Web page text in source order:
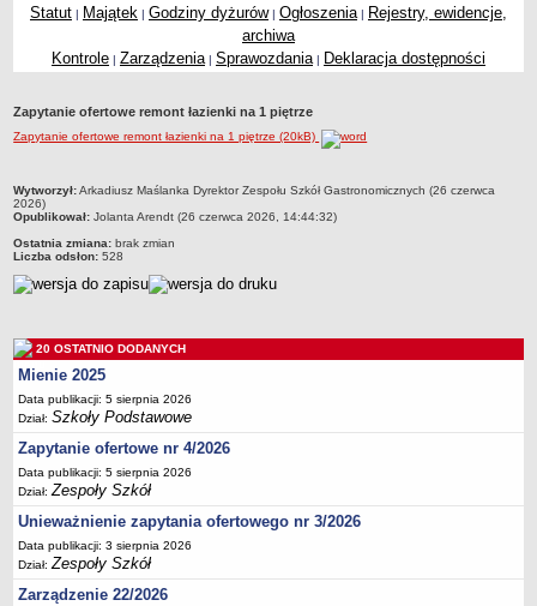
Zespoły Szkół
Techniczne Zakłady Naukowe
PRZEDSZKOLA
ARCHIWUM SZKÓŁ I PLACÓWEK
Zlikwidowane gimnazja
Wielofunkcyjna Placówka
Specjalny Ośrodek nr 1
Specjalny Ośrodek nr 5
Dane podstawowe
Statut
Majątek
Godziny dyżurów
Ogłoszenie
Zarządzenia
Rejestry, ewidencje, archiwa
Sprawozdania
Statut | Majątek | Godziny dyżurów| Ogłoszenia | Rejestry, ewidencje,
archiwa
Kontrole | Zarządzenia | Sprawozdania | Deklaracja dostępności
Zapytanie ofertowe remont łazienki na 1 piętrze
Zapytanie ofertowe remont łazienki na 1 piętrze (20kB)
metryczka
Wytworzył:Arkadiusz Maślanka Dyrektor Zespołu Szkół Gastronomicznych (26 czerwca
2026)
Opublikował: Jolanta Arendt (26 czerwca 2026, 14:44:32)
Ostatnia zmiana: brak zmian
Liczba odsłon: 528
20 OSTATNIO DODANYCH
Mienie 2025
Data publikacji: 5 sierpnia 2026
Dział:Szkoły Podstawowe
Zapytanie ofertowe nr 4/2026
Data publikacji: 5 sierpnia 2026
Dział:Zespoły Szkół
Unieważnienie zapytania ofertowego nr 3/2026
Data publikacji: 3 sierpnia 2026
Dział:Zespoły Szkół
Zarządzenie 22/2026